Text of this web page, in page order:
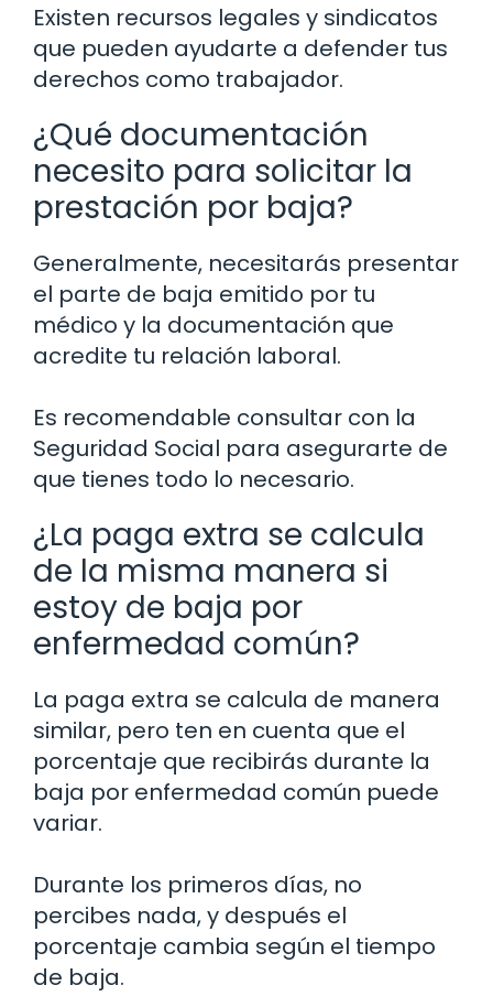
Existen recursos legales y sindicatos
que pueden ayudarte a defender tus
derechos como trabajador.
¿Qué documentación
necesito para solicitar la
prestación por baja?
Generalmente, necesitarás presentar
el parte de baja emitido por tu
médico y la documentación que
acredite tu relación laboral.
Es recomendable consultar con la
Seguridad Social para asegurarte de
que tienes todo lo necesario.
¿La paga extra se calcula
de la misma manera si
estoy de baja por
enfermedad común?
La paga extra se calcula de manera
similar, pero ten en cuenta que el
porcentaje que recibirás durante la
baja por enfermedad común puede
variar.
Durante los primeros días, no
percibes nada, y después el
porcentaje cambia según el tiempo
de baja.